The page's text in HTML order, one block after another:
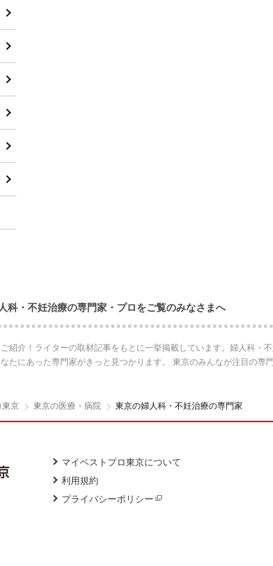
科・不妊治療の専門家・プロをご覧のみなさまへ
紹介！ライターの取材記事をもとに一挙掲載しています。婦人科・
たにあった専門家がきっと見つかります。 東京のみんなが注目の専
東京 東京の医療・病院 東京の婦人科・不妊治療の専門家
マイベストプロ東京について
利用規約
プライバシーポリシー